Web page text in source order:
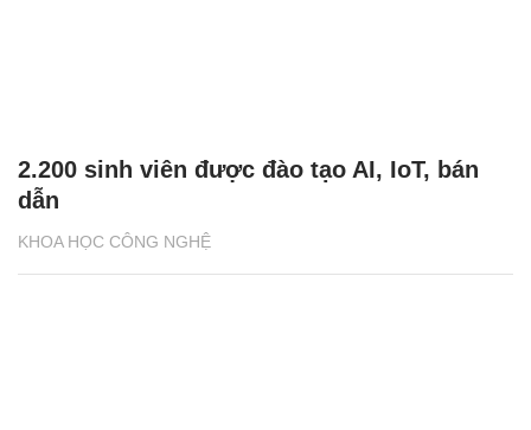
KHOA HỌC CÔNG NGHỆ
2.200 sinh viên được đào tạo AI, IoT, bán
dẫn